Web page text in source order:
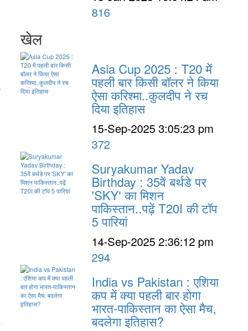
816
खेल
Asia Cup 2025 : T20 में
पहली बार किसी बॉलर ने किया
ऐसा करिश्मा..कुलदीप ने रच
दिया इतिहास
15-Sep-2025 3:05:23 pm
372
Suryakumar Yadav
Birthday : 35वें बर्थडे पर
'SKY' का मिशन
पाकिस्तान..पढ़ें T20I की टॉप
5 पारियां
14-Sep-2025 2:36:12 pm
294
India vs Pakistan : एशिया
कप में क्या पहली बार होगा
भारत-पाकिस्तान का ऐसा मैच,
बदलेगा इतिहास?